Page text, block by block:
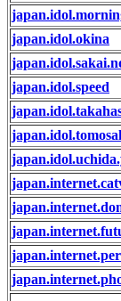
japan.idol.okina
japan.idol.speed